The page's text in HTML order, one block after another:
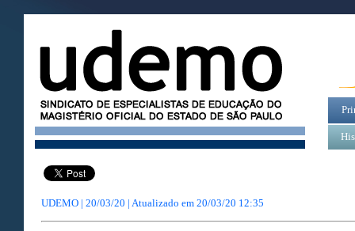
UDEMO | 20/03/20 | Atualizado em 20/03/20 12:35